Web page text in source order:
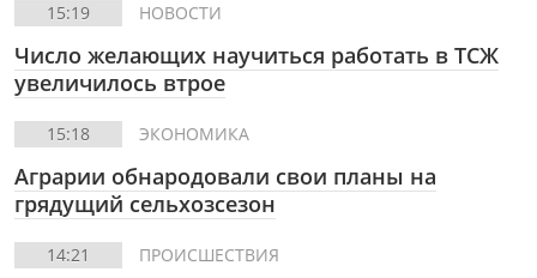
15:19 НОВОСТИ
Число желающих научиться работать в ТСЖ
увеличилось втрое
15:18 ЭКОНОМИКА
Аграрии обнародовали свои планы на
грядущий сельхозсезон
14:21 ПРОИСШЕСТВИЯ